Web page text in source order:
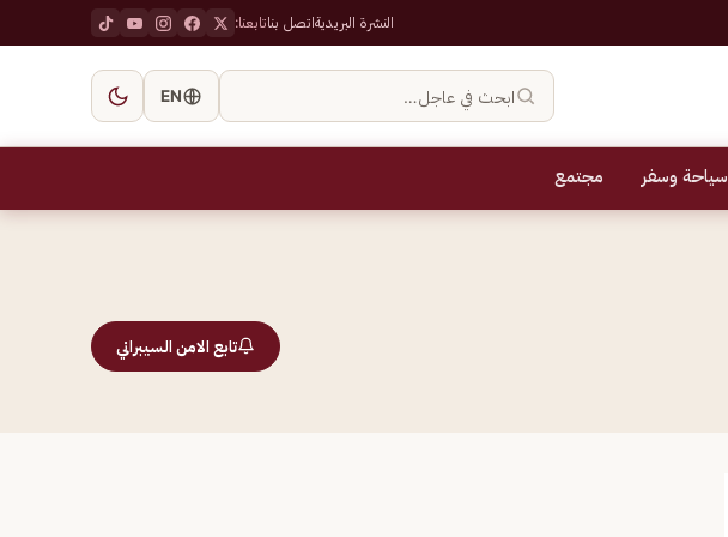
النشرة البريديةاتصل بناتابعنا:
ابحث في عاجل… EN
سياحة وسفر مجتمع
تابع الامن السيبراني